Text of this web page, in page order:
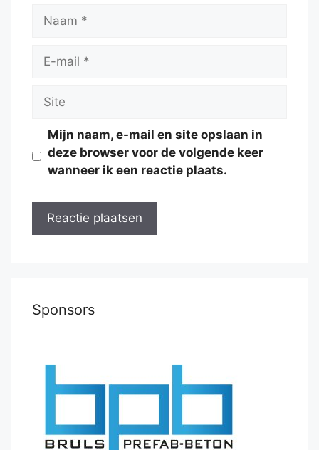
Naam
Site
Mijn naam, e-mail en site opslaan in
deze browser voor de volgende keer
wanneer ik een reactie plaats.
Sponsors